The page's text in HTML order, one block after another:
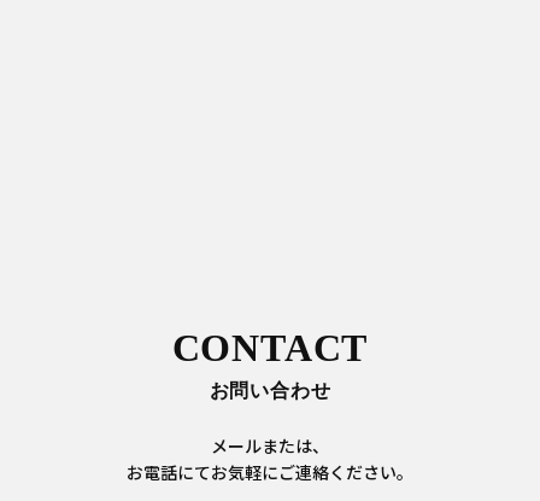
CONTACT
お問い合わせ
メールまたは、
お電話にてお気軽にご連絡ください。